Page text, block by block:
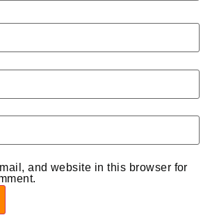
and website in this browser for